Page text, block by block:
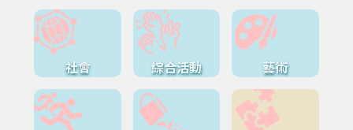
社會 綜合活動 藝術